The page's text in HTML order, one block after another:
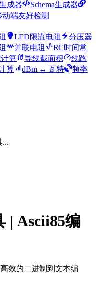
成器
Schema生成器
动端友好检测
LED限流电阻
分压器
并联电阻
RC时间常
算 导线截面积
线路
算 dBm ↔ 瓦特
频率
...
| Ascii85编
效的二进制到文本编